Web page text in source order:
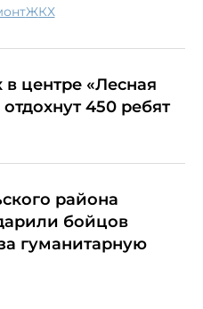
ЖКХ
центре «Лесная
450 ребят
района
бойцов
гуманитарную